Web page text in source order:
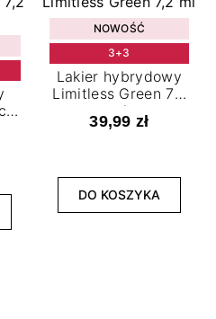
NOWOŚĆ
3+3
Lakier hybrydowy
Limitless Green 7,2
ml
39,99 zł
DO KOSZYKA